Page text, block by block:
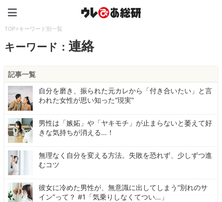
TOP>キーワード別一覧
キーワード：連絡
記事一覧
自分を磨き、振られた元カレから「付き合いたい」と言
われた女性が思い知った“現実”
男性は「嫉妬」や「ヤキモチ」が止まらないと萎えて好
きな気持ちが消える…！
無理なく自分を変える方法。失敗を恐れず、少しずつ進
むコツ
彼女に冷めた男性が、無意識に出してしまう“別れのサ
イン”って？ #1「気乗りしなくてつい…」